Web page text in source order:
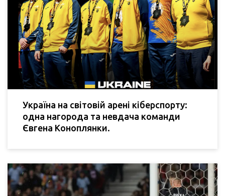
Україна на світовій арені кіберспорту:
одна нагорода та невдача команди
Євгена Коноплянки.